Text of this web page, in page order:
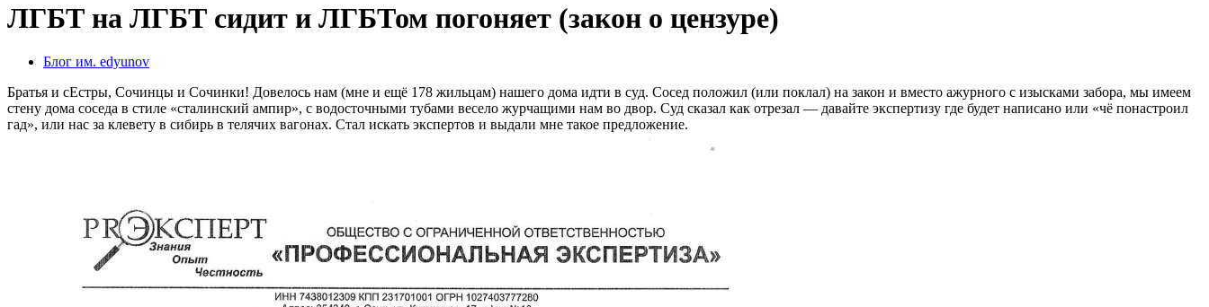
ЛГБТ на ЛГБТ сидит и ЛГБТом погоняет (закон о цензуре)
Блог им. edyunov
Братья и сЕстры, Сочинцы и Сочинки! Довелось нам (мне и ещё 178 жильцам) нашего дома идти в суд. Сосед положил (или поклал) на закон и вместо ажурного с изысками забора, мы имеем
стену дома соседа в стиле «сталинский ампир», с водосточными тубами весело журчащими нам во двор. Суд сказал как отрезал — давайте экспертизу где будет написано или «чё понастроил
гад», или нас за клевету в сибирь в телячих вагонах. Стал искать экспертов и выдали мне такое предложение.